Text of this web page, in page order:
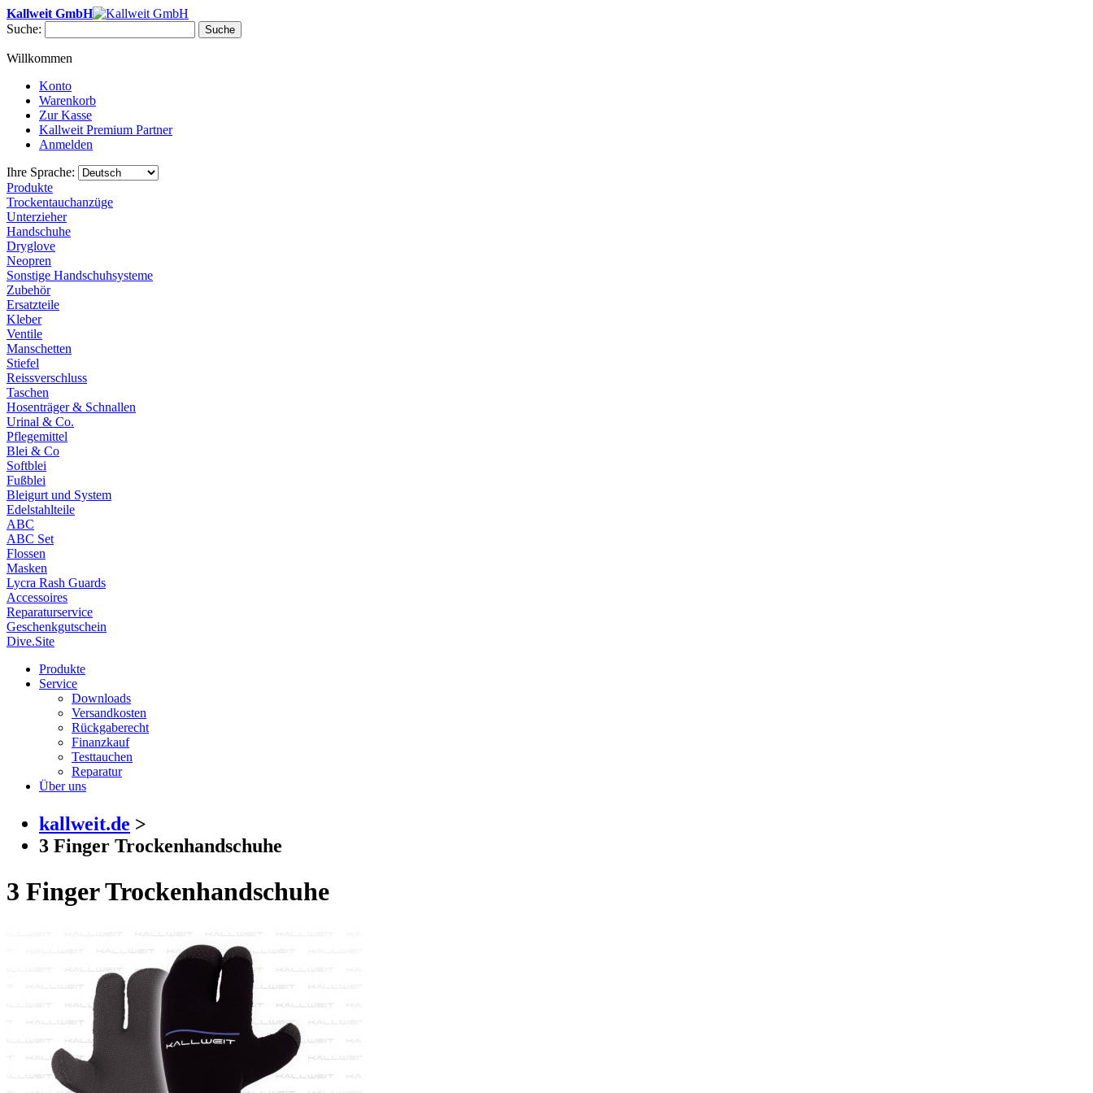
Kallweit GmbH
Suche:
Suche
Willkommen
Konto
Warenkorb
Zur Kasse
Kallweit Premium Partner
Anmelden
Ihre Sprache:
Produkte
Trockentauchanzüge
Unterzieher
Handschuhe
Dryglove
Neopren
Sonstige Handschuhsysteme
Zubehör
Ersatzteile
Kleber
Ventile
Manschetten
Stiefel
Reissverschluss
Taschen
Hosenträger & Schnallen
Urinal & Co.
Pflegemittel
Blei & Co
Softblei
Fußblei
Bleigurt und System
Edelstahlteile
ABC
ABC Set
Flossen
Masken
Lycra Rash Guards
Accessoires
Reparaturservice
Geschenkgutschein
Dive.Site
Produkte
Service
Downloads
Versandkosten
Rückgaberecht
Finanzkauf
Testtauchen
Reparatur
Über uns
kallweit.de >
3 Finger Trockenhandschuhe
3 Finger Trockenhandschuhe